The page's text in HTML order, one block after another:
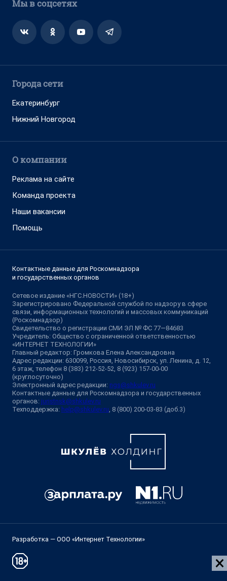
Мы в соцсетях
Города сети
Екатеринбург
Нижний Новгород
О компании
Реклама на сайте
Команда проекта
Наши вакансии
Помощь
Контактные данные для Роскомнадзора
и государственных органов
Сетевое издание «НГС.НОВОСТИ» (18+)
Зарегистрировано Федеральной службой по надзору в сфере
связи, информационных технологий и массовых коммуникаций
(Роскомнадзор)
Свидетельство о регистрации СМИ ЭЛ № ФС 77—84683
Учредитель: Общество с ограниченной ответственностью
«ИНТЕРНЕТ ТЕХНОЛОГИИ»
Главный редактор: Громкова Елена Александровна
Адрес редакции: 630099, Россия, Новосибирск, ул. Ленина, д. 12,
6 этаж, телефон 8 (383) 212-52-52, 8 (923) 157-00-00
(круглосуточно)
Электронный адрес редакции: ngs@shkulev.ru
Контактные данные для Роскомнадзора и государственных
органов: juristnsk@shkulev.ru
Техподдержка: help@shkulev.ru , 8 (800) 200-03-83 (доб.3)
Разработка — ООО «Интернет Технологии»